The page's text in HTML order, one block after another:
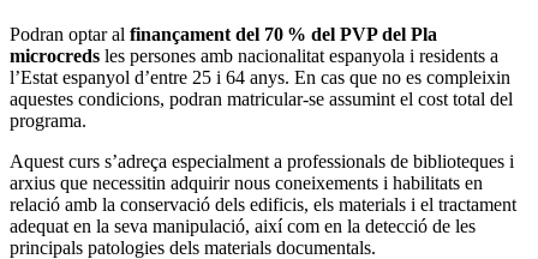
Podran optar al finançament del 70 % del PVP del Pla
microcreds les persones amb nacionalitat espanyola i residents a
l’Estat espanyol d’entre 25 i 64 anys. En cas que no es compleixin
aquestes condicions, podran matricular-se assumint el cost total del
programa.
Aquest curs s’adreça especialment a professionals de biblioteques i
arxius que necessitin adquirir nous coneixements i habilitats en
relació amb la conservació dels edificis, els materials i el tractament
adequat en la seva manipulació, així com en la detecció de les
principals patologies dels materials documentals.